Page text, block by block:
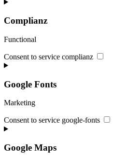
Complianz
Functional
Consent to service complianz
Google Fonts
Marketing
Consent to service google-fonts
Google Maps